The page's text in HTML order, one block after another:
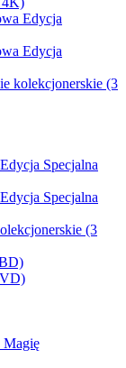
Edycja
Edycja
kolekcjonerskie (3
Specjalna
Specjalna
(3